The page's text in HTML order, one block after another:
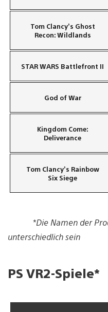
Tom Clancy’s Ghost
Recon: Wildlands
STAR WARS Battlefront II
God of War
Kingdom Come:
Deliverance
Tom Clancy’s Rainbow
Six Siege
*Die Namen der
unterschiedlich sein
PS VR2-Spiele*